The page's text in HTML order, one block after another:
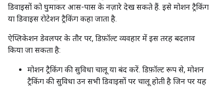
डिवाइसों को घुमाकर आस-पास के नज़ारे देख सकते हैं. इसे मोशन ट्रैकिंग
या डिवाइस रोटेशन ट्रैकिंग कहा जाता है.
ऐप्लिकेशन डेवलपर के तौर पर, डिफ़ॉल्ट व्यवहार में इस तरह बदलाव
किया जा सकता है:
मोशन ट्रैकिंग की सुविधा चालू या बंद करें. डिफ़ॉल्ट रूप से, मोशन
ट्रैकिंग की सुविधा उन सभी डिवाइसों पर चालू होती है जिन पर यह